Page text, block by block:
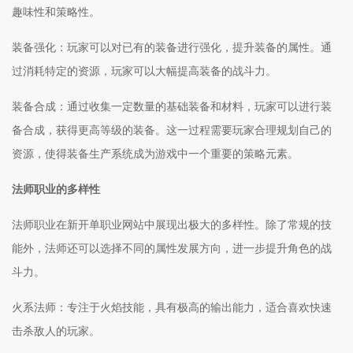
趣味性和策略性。
装备强化：玩家可以对已有的装备进行强化，提升装备的属性。通
过消耗特定的资源，玩家可以大幅提高装备的战斗力。
装备合成：通过收集一定数量的基础装备和材料，玩家可以进行装
备合成，获得更高等级的装备。这一过程需要玩家合理规划自己的
资源，使得装备生产系统成为游戏中一个重要的策略元素。
法师职业的多样性
法师职业在新开单职业网站中展现出极大的多样性。除了常规的技
能外，法师还可以选择不同的属性发展方向，进一步提升角色的战
斗力。
火系法师：专注于火焰技能，具有极高的输出能力，适合喜欢快速
击杀敌人的玩家。